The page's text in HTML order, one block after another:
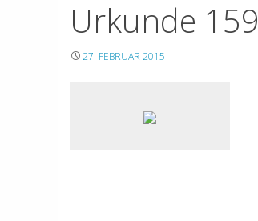
Urkunde 159
27. FEBRUAR 2015